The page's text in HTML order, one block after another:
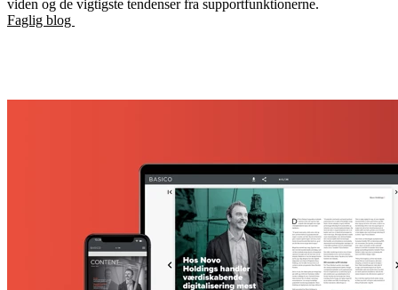
viden og de vigtigste tendenser fra supportfunktionerne.
Faglig blog